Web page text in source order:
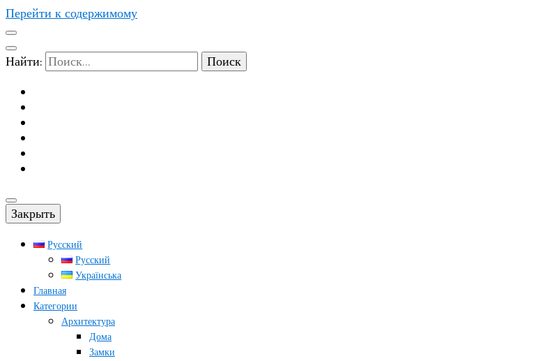
Перейти к содержимому
Найти:
Закрыть
Русский
Русский
Українська
Главная
Категории
Архитектура
Дома
Замки